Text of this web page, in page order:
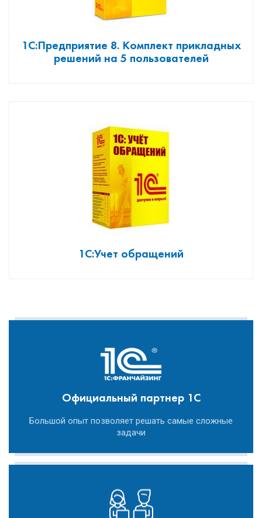
1С:Предприятие 8. Комплект прикладных
решений на 5 пользователей
1С:Учет обращений
Официальный партнер 1С
Большой опыт позволяет решать самые сложные
задачи